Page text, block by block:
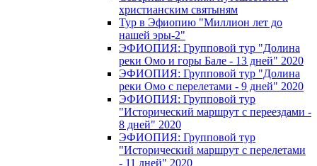
христианским святыням
Тур в Эфиопию "Миллион лет до
нашей эры-2"
ЭФИОПИЯ: Групповой тур "Долина
реки Омо и горы Бале - 13 дней" 2020
ЭФИОПИЯ: Групповой тур "Долина
реки Омо с перелетами - 9 дней" 2020
ЭФИОПИЯ: Групповой тур
"Исторический маршрут с переездами -
8 дней" 2020
ЭФИОПИЯ: Групповой тур
"Исторический маршрут с перелетами
- 11 дней" 2020